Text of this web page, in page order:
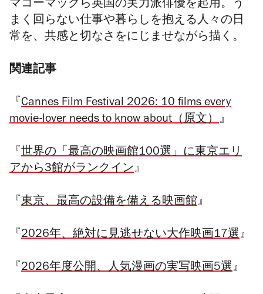
マコーマックら英国の実力派俳優を起用。う
まく回らない仕事や暮らしを抱える人々の日
常を、共感と切なさをにじませながら描く。
関連記事
『 Cannes Film Festival 2026: 10 films every
movie-lover needs to know about（原文）』
『 世界の「最高の映画館100選」に東京エリ
アから3館がランクイン』
『 東京、最高の設備を備える映画館』
『 2026年、絶対に見逃せない大作映画17選』
『 2026年度公開、人気漫画の実写映画5選』